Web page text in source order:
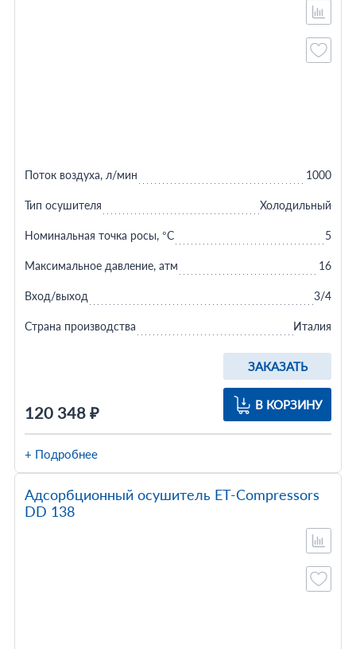
120 348 ₽
ЗАКАЗАТЬ
В КОРЗИНУ
Поток воздуха, л/мин 1000
Тип осушителя Холодильный
Номинальная точка росы, °C 5
Максимальное давление, атм 16
Вход/выход 3/4
Страна производства Италия
+ Подробнее
Адсорбционный осушитель ET-Compressors
DD 138